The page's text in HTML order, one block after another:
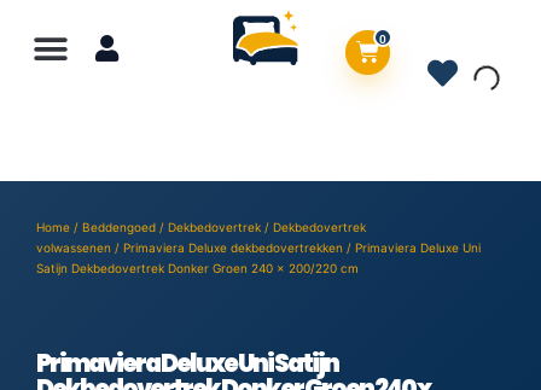
0
Home / Beddengoed / Dekbedovertrek / Dekbedovertrek
volwassenen / Primaviera Deluxe dekbedovertrekken / Primaviera Deluxe Uni
Satijn Dekbedovertrek Donker Groen 240 x 200/220 cm
Primaviera Deluxe Uni Satijn